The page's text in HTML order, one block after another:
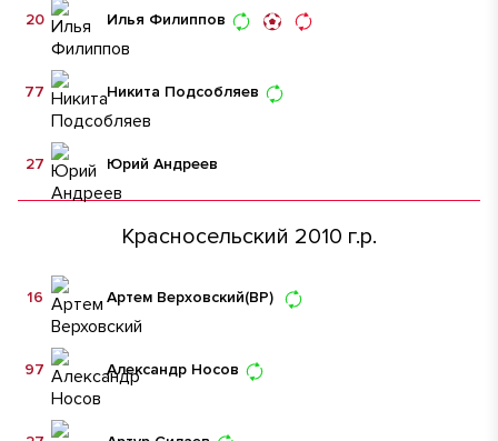
Илья Филиппов
20
Никита Подсобляев
77
Юрий Андреев
27
Красносельский 2010 г.р.
Артем Верховский(ВР)
16
Александр Носов
97